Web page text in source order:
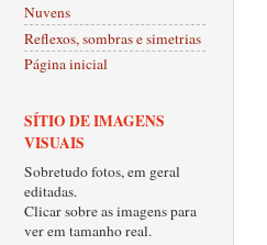
Nuvens
Reflexos, sombras e simetrias
Página inicial
SÍTIO DE IMAGENS
VISUAIS
Sobretudo fotos, em geral
editadas.
Clicar sobre as imagens para
ver em tamanho real.